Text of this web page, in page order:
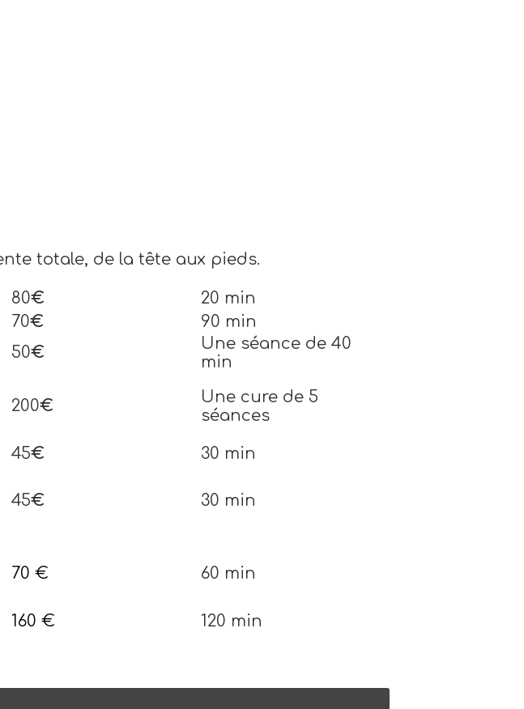
totale, de la tête aux pieds.
80€
20 min
70€ 90 min
50€
200€
Une séance de 40
min
Une cure de 5
séances
45€
30 min
45€ 30 min
70 € 60 min
160 €
120 min